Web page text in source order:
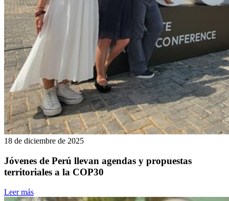
18 de diciembre de 2025
Jóvenes de Perú llevan agendas y propuestas
territoriales a la COP30
Leer más